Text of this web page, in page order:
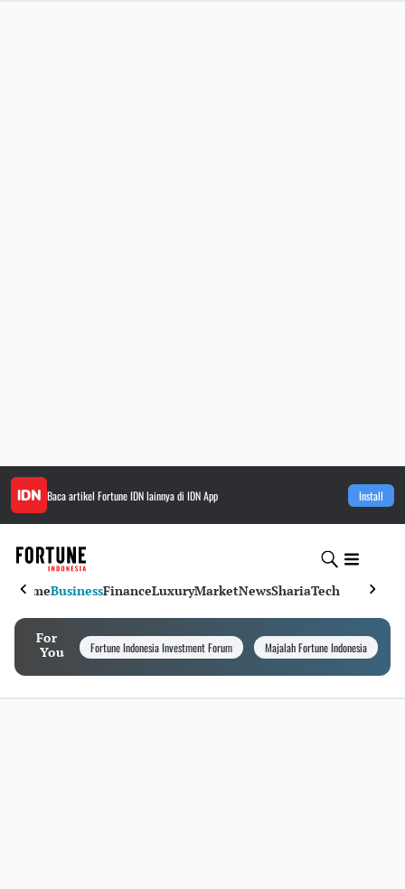
Baca artikel Fortune IDNlainnya di IDN App Install
HomeBusinessFinanceLuxuryMarketNewsShariaTech
For
You
Fortune Indonesia Investment Forum Majalah Fortune Indonesia